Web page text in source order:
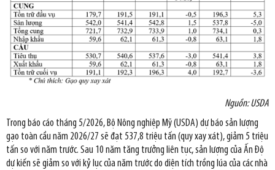
Nguồn: USDA
Trong báo cáo tháng 5/2026, Bộ Nông nghiệp Mỹ (USDA) dự báo sản lượng
gạo toàn cầu năm 2026/27 sẽ đạt 537,8 triệu tấn (quy xay xát), giảm 5 triệu
tấn so với năm trước. Sau 10 năm tăng trưởng liên tục, sản lượng của Ấn Độ
dự kiến sẽ giảm so với kỷ lục của năm trước do diện tích trồng lúa của các nhà